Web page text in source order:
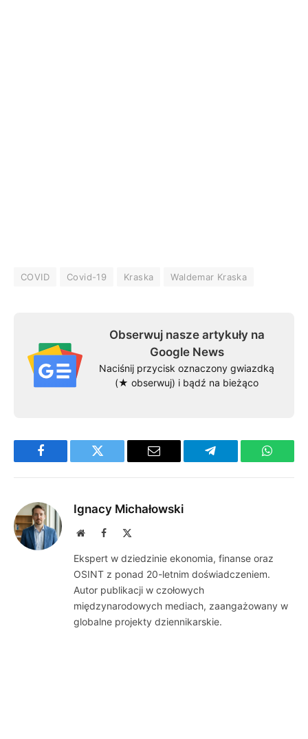
COVID Covid-19 Kraska Waldemar Kraska
Obserwuj nasze artykuły na
Google News
Naciśnij przycisk oznaczony gwiazdką
(★ obserwuj) i bądź na bieżąco
Facebook Twitter Email Telegram
Ignacy Michałowski
WebsiteFacebook
Ekspert w dziedzinie ekonomia, finanse oraz
OSINT z ponad 20-letnim doświadczeniem.
Autor publikacji w czołowych
międzynarodowych mediach, zaangażowany w
globalne projekty dziennikarskie.